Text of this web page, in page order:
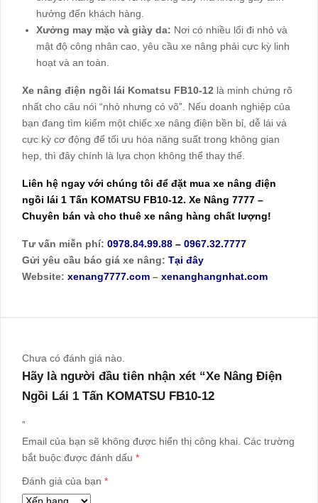
hưởng đến khách hàng.
Xưởng may mặc và giày da: Nơi có nhiều lối đi nhỏ và
mật độ công nhân cao, yêu cầu xe nâng phải cực kỳ linh
hoạt và an toàn.
Xe nâng điện ngồi lái Komatsu FB10-12 là minh chứng rõ
nhất cho câu nói “nhỏ nhưng có võ”. Nếu doanh nghiệp của
bạn đang tìm kiếm một chiếc xe nâng điện bền bỉ, dễ lái và
cực kỳ cơ động để tối ưu hóa năng suất trong không gian
hẹp, thì đây chính là lựa chọn không thể thay thế.
Liên hệ ngay với chúng tôi để đặt mua xe nâng điện
ngồi lái 1 Tấn KOMATSU FB10-12. Xe Nâng 7777 –
Chuyên bán và cho thuê xe nâng hàng chất lượng!
Tư vấn miễn phí: 0978.84.99.88 – 0967.32.7777
Gửi yêu cầu báo giá xe nâng: Tại đây
Website: xenang7777.com – xenanghangnhat.com
Chưa có đánh giá nào.
Hãy là người đầu tiên nhận xét “Xe Nâng Điện
Ngồi Lái 1 Tấn KOMATSU FB10-12
”
Email của bạn sẽ không được hiển thị công khai. Các trường
bắt buộc được đánh dấu *
Đánh giá của bạn *